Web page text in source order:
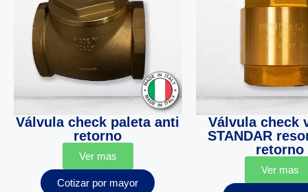
Válvula check paleta anti
retorno
Ver mas
Cotizar por mayor
Válvula check
STANDAR
retorno
Ver mas